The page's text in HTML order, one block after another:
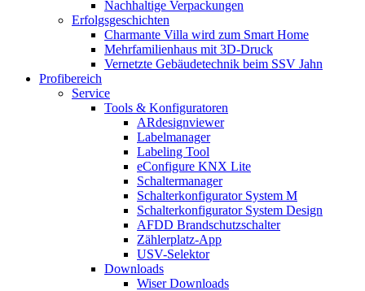
Nachhaltige Verpackungen
Erfolgsgeschichten
Charmante Villa wird zum Smart Home
Mehrfamilienhaus mit 3D-Druck
Vernetzte Gebäudetechnik beim SSV Jahn
Profibereich
Service
Tools & Konfiguratoren
ARdesignviewer
Labelmanager
Labeling Tool
eConfigure KNX Lite
Schaltermanager
Schalterkonfigurator System M
Schalterkonfigurator System Design
AFDD Brandschutzschalter
Zählerplatz-App
USV-Selektor
Downloads
Wiser Downloads